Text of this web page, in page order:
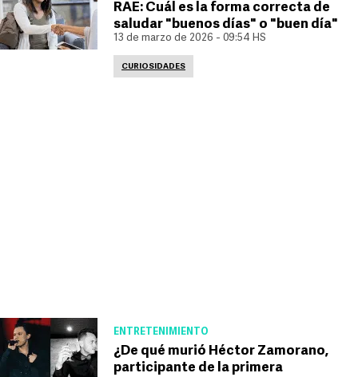
RAE: Cuál es la forma correcta de
saludar "buenos días" o "buen día"
13 de marzo de 2026 - 09:54 HS
CURIOSIDADES
ENTRETENIMIENTO
¿De qué murió Héctor Zamorano,
participante de la primera